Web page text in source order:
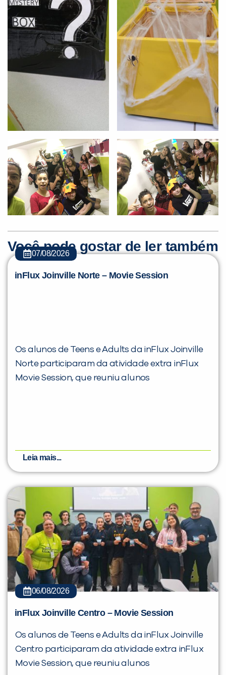
Você pode gostar de ler também
07/08/2026
inFlux Joinville Norte – Movie Session
Os alunos de Teens e Adults da inFlux Joinville
Norte participaram da atividade extra inFlux
Movie Session, que reuniu alunos
Leia mais...
06/08/2026
inFlux Joinville Centro – Movie Session
Os alunos de Teens e Adults da inFlux Joinville
Centro participaram da atividade extra inFlux
Movie Session, que reuniu alunos